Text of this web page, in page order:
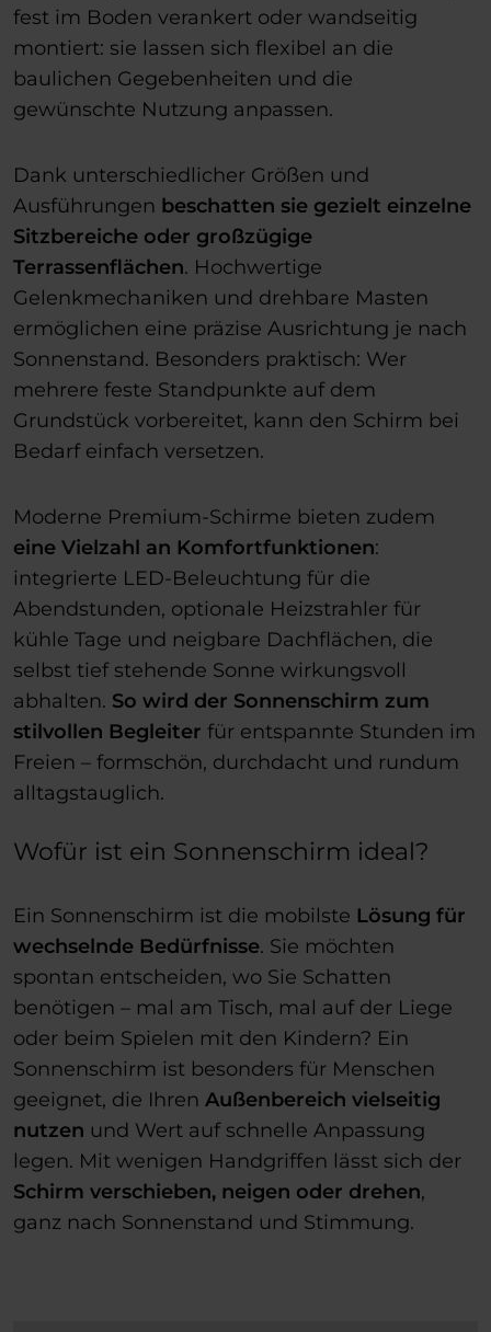
fest im Boden verankert oder wandseitig
montiert: sie lassen sich flexibel an die
baulichen Gegebenheiten und die
gewünschte Nutzung anpassen.
Dank unterschiedlicher Größen und
Ausführungen beschatten sie gezielt einzelne
Sitzbereiche oder großzügige
Terrassenflächen. Hochwertige
Gelenkmechaniken und drehbare Masten
ermöglichen eine präzise Ausrichtung je nach
Sonnenstand. Besonders praktisch: Wer
mehrere feste Standpunkte auf dem
Grundstück vorbereitet, kann den Schirm bei
Bedarf einfach versetzen.
Moderne Premium-Schirme bieten zudem
eine Vielzahl an Komfortfunktionen:
integrierte LED-Beleuchtung für die
Abendstunden, optionale Heizstrahler für
kühle Tage und neigbare Dachflächen, die
selbst tief stehende Sonne wirkungsvoll
abhalten. So wird der Sonnenschirm zum
stilvollen Begleiter für entspannte Stunden im
Freien – formschön, durchdacht und rundum
alltagstauglich.
Wofür ist ein Sonnenschirm ideal?
Ein Sonnenschirm ist die mobilste Lösung für
wechselnde Bedürfnisse. Sie möchten
spontan entscheiden, wo Sie Schatten
benötigen – mal am Tisch, mal auf der Liege
oder beim Spielen mit den Kindern? Ein
Sonnenschirm ist besonders für Menschen
geeignet, die Ihren Außenbereich vielseitig
nutzen und Wert auf schnelle Anpassung
legen. Mit wenigen Handgriffen lässt sich der
Schirm verschieben, neigen oder drehen,
ganz nach Sonnenstand und Stimmung.